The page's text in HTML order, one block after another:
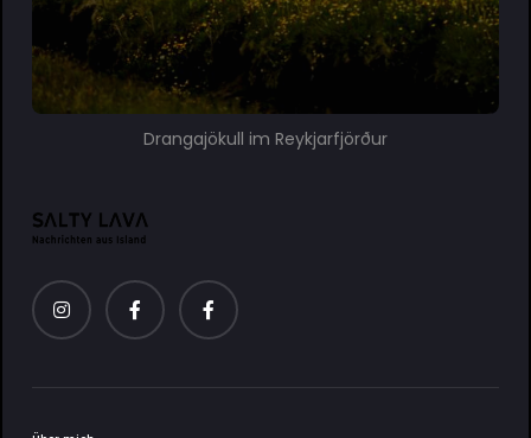
Drangajökull im Reykjarfjörður